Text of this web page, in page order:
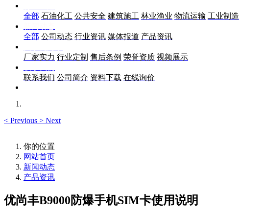
全部 石油化工 公共安全 建筑施工 林业渔业 物流运输 工业制造
全部 公司动态 行业资讯 媒体报道 产品资讯
厂家实力 行业定制 售后条例 荣誉资质 视频展示
联系我们 公司简介 资料下载 在线询价
< Previous > Next
你的位置
网站首页
新闻动态
产品资讯
优尚丰B9000防爆手机SIM卡使用说明